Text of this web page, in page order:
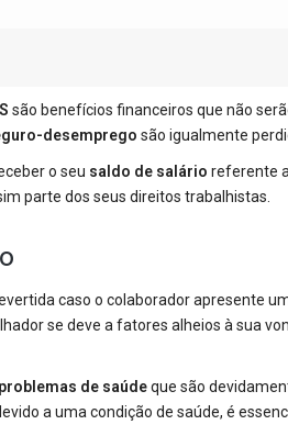
são benefícios financeiros que não
desemprego são igualmente
o seu saldo de salário referente
parte dos seus direitos trabalhistas.
caso o colaborador apresente
se deve a fatores alheios à sua
problemas de saúdeque são
a uma condição de saúde, é